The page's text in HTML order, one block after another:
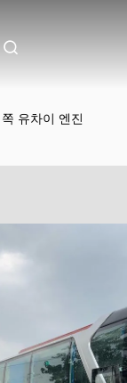
유차이 엔진